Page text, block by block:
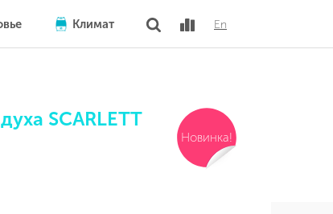
Климат En
SCARLETT
Новинка!